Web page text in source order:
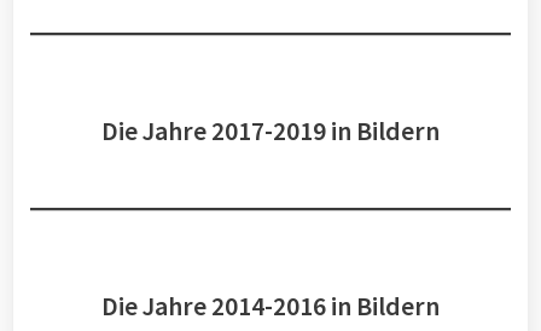
Die Jahre 2017-2019 in Bildern
Die Jahre 2014-2016 in Bildern